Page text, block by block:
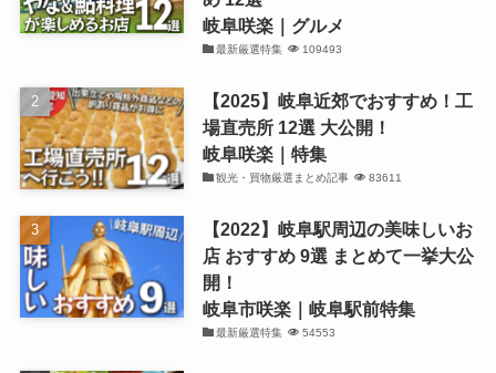
岐阜咲楽｜グルメ
最新厳選特集 109493
【2025】岐阜近郊でおすすめ！工
場直売所 12選 大公開！
岐阜咲楽｜特集
観光・買物厳選まとめ記事 83611
【2022】岐阜駅周辺の美味しいお
店 おすすめ 9選 まとめて一挙大公
開！
岐阜市咲楽｜岐阜駅前特集
最新厳選特集 54553